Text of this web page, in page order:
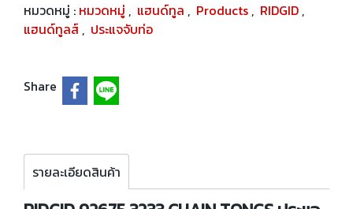
หมวดหมู่ : หมวดหมู่ , แฮนด์ทูล , Products , RIDGID ,
แฮนด์ทูลส์ , ประแจจับท่อ
Share
รายละเอียดสินค้า